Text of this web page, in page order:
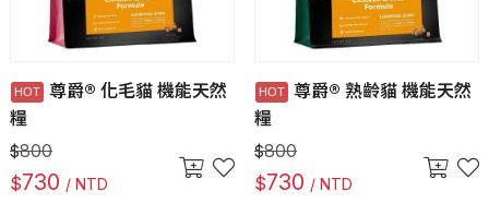
尊爵® 化毛貓 機能天然
糧
$800
$730 / NTD
尊爵® 熟齡貓 機能天然
糧
$800
$730 / NTD